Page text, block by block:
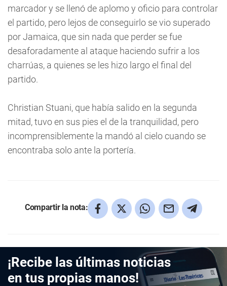
marcador y se llenó de aplomo y oficio para controlar
el partido, pero lejos de conseguirlo se vio superado
por Jamaica, que sin nada que perder se fue
desaforadamente al ataque haciendo sufrir a los
charrúas, a quienes se les hizo largo el final del
partido.
Christian Stuani, que había salido en la segunda
mitad, tuvo en sus pies el de la tranquilidad, pero
incomprensiblemente la mandó al cielo cuando se
encontraba solo ante la portería.
Compartir la nota:
¡Recibe las últimas noticias
en tus propias manos!